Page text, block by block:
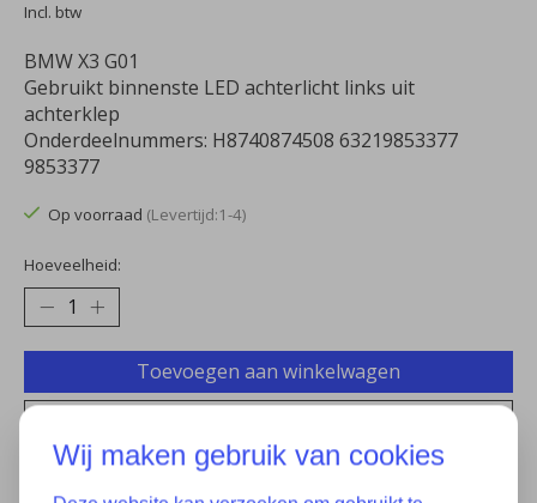
Incl. btw
BMW X3 G01
Gebruikt binnenste LED achterlicht links uit
achterklep
Onderdeelnummers: H8740874508 63219853377
9853377
Op voorraad (Levertijd:1-4)
Hoeveelheid:
Toevoegen aan winkelwagen
Plaats bestelling
Wij maken gebruik van cookies